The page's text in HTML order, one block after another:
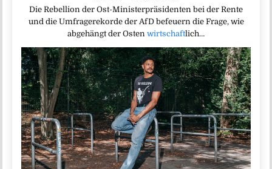
Die Rebellion der Ost-Ministerpräsidenten bei der Rente
und die Umfragerekorde der AfD befeuern die Frage, wie
abgehängt der Osten wirtschaftlich…